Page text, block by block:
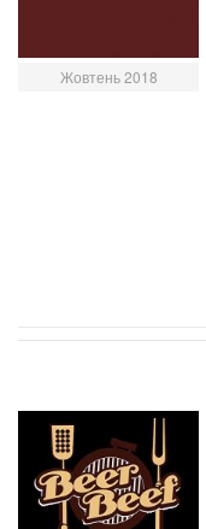
Жовтень 2018